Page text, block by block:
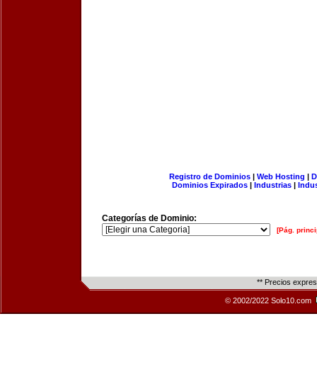
Registro de Dominios| Web Hosting |
Dominios Expirados | Industrias |
Categorías de Dominio:
[Pág.
** Precios
© 2002/2022 Solo10.com